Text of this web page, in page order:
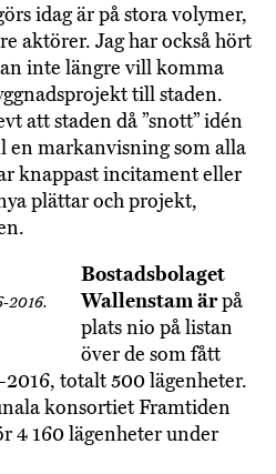
idag är på stora volymer,
aktörer. Jag har också hört
inte längre vill komma
till staden.
att staden då ”snott” idén
en markanvisning som alla
knappast incitament eller
plättar och projekt,
2016.
Bostadsbolaget
Wallenstam ärpå
plats nio på listan
över de som fått
totalt 500 lägenheter.
konsortiet Framtiden
4 160 lägenheter under